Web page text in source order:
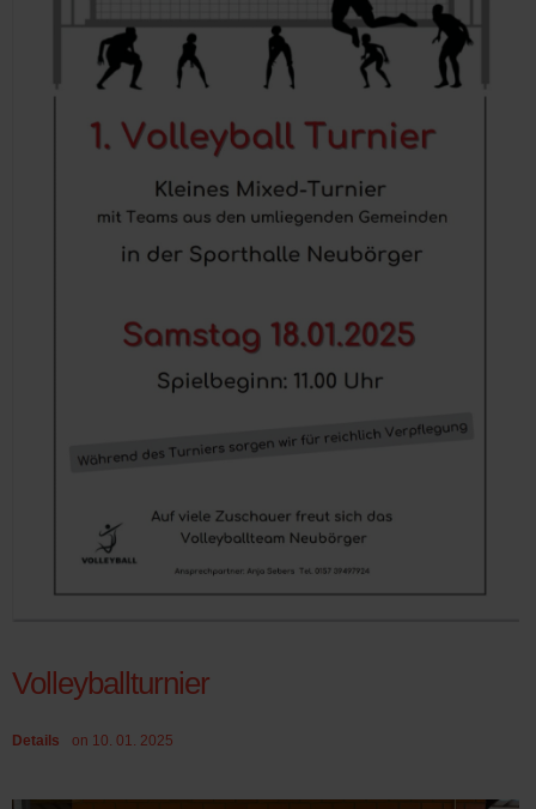
Volleyballturnier
Details on 10. 01. 2025